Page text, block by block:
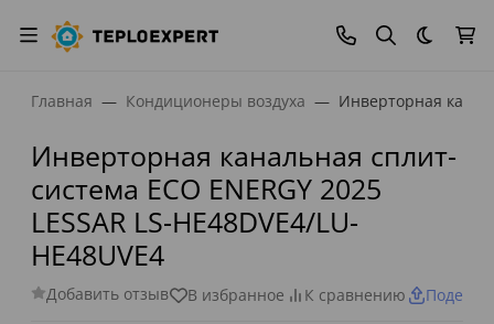
Темная
Главная Кондиционеры воздуха Инверторная
Инверторная канальная сплит-
система ECO ENERGY 2025
LESSAR LS-HE48DVE4/LU-
HE48UVE4
Добавить отзыв В избранное К сравнению